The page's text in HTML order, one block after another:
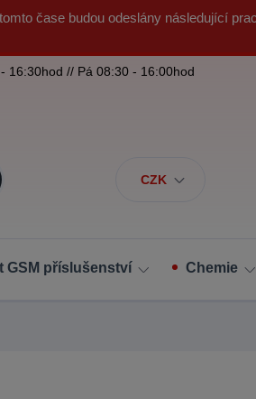
čase budou odeslány následující
CZK
16:30hod // Pá 08:30 - 16:00hod
GSM příslušenství Chemie